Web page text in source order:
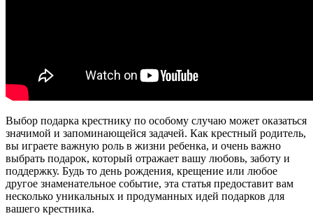
Выбор подарка крестнику по особому случаю может оказаться
значимой и запоминающейся задачей. Как крестный родитель,
вы играете важную роль в жизни ребенка, и очень важно
выбрать подарок, который отражает вашу любовь, заботу и
поддержку. Будь то день рождения, крещение или любое
другое знаменательное событие, эта статья предоставит вам
несколько уникальных и продуманных идей подарков для
вашего крестника.